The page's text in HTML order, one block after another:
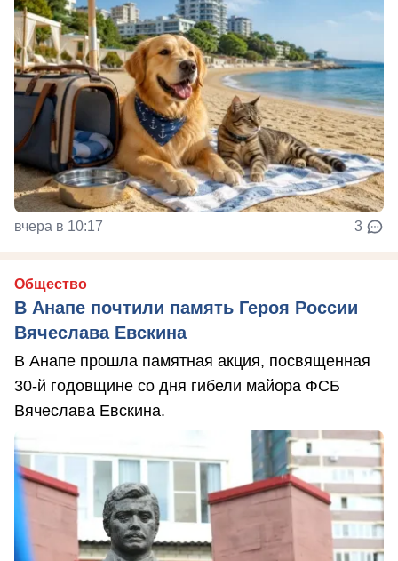
вчера в 10:17 3
Общество
В Анапе почтили память Героя России
Вячеслава Евскина
В Анапе прошла памятная акция, посвященная
30-й годовщине со дня гибели майора ФСБ
Вячеслава Евскина.